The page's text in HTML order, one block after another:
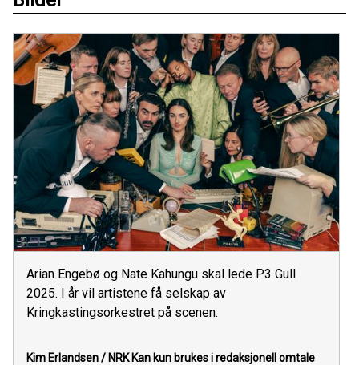
Arian Engebø og Nate Kahungu skal lede P3 Gull
2025. I år vil artistene få selskap av
Kringkastingsorkestret på scenen.
Kim Erlandsen / NRK Kan kun brukes i redaksjonell omtale